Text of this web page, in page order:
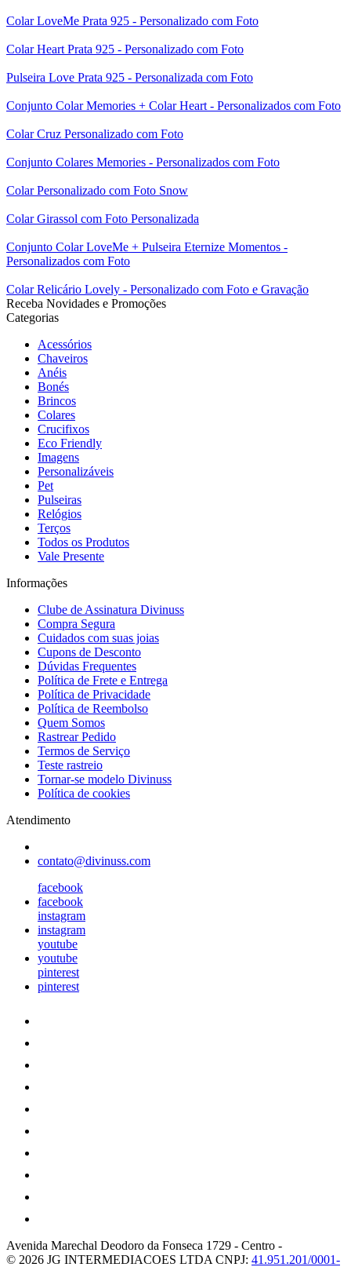
Colar LoveMe Prata 925 - Personalizado com Foto
Colar Heart Prata 925 - Personalizado com Foto
Pulseira Love Prata 925 - Personalizada com Foto
Conjunto Colar Memories + Colar Heart - Personalizados com Foto
Colar Cruz Personalizado com Foto
Conjunto Colares Memories - Personalizados com Foto
Colar Personalizado com Foto Snow
Colar Girassol com Foto Personalizada
Conjunto Colar LoveMe + Pulseira Eternize Momentos -
Personalizados com Foto
Colar Relicário Lovely - Personalizado com Foto e Gravação
Receba Novidades e Promoções
Categorias
Acessórios
Chaveiros
Anéis
Bonés
Brincos
Colares
Crucifixos
Eco Friendly
Imagens
Personalizáveis
Pet
Pulseiras
Relógios
Terços
Todos os Produtos
Vale Presente
Informações
Clube de Assinatura Divinuss
Compra Segura
Cuidados com suas joias
Cupons de Desconto
Dúvidas Frequentes
Política de Frete e Entrega
Política de Privacidade
Política de Reembolso
Quem Somos
Rastrear Pedido
Termos de Serviço
Teste rastreio
Tornar-se modelo Divinuss
Política de cookies
Atendimento
contato@divinuss.com
facebook
facebook
instagram
instagram
youtube
youtube
pinterest
pinterest
Avenida Marechal Deodoro da Fonseca 1729 - Centro -
© 2026 JG INTERMEDIACOES LTDA CNPJ: 41.951.201/0001-